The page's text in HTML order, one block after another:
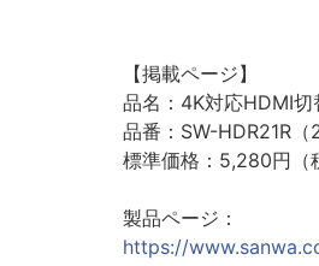
【掲載ページ】
品名：4K対応HDMI切
品番：SW-HDR21R（
標準価格：5,280円（
製品ページ：
https://